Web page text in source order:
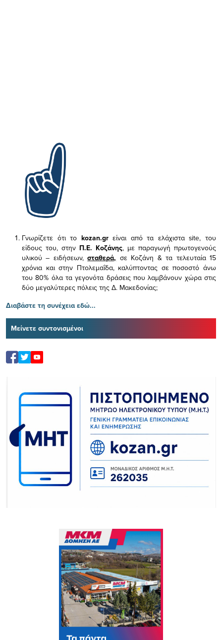
Γνωρίζετε ότι το kozan.gr είναι από τα ελάχισταsite, του
είδους του, στην Π.Ε. Κοζάνης, με παραγωγή πρωτογενούς
υλικού – ειδήσεων,σταθερά, σε Κοζάνη & τα τελευταία 15
χρόνια και στην Πτολεμαΐδα, καλύπτοντας σε ποσοστό άνω
του 80% όλα τα γεγονότα δράσεις που λαμβάνουν χώρα στις
δύο μεγαλύτερες πόλεις της Δ. Μακεδονίας;
Διαβάστε τη συνέχεια εδώ...
Μείνετε συντονισμένοι